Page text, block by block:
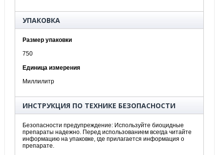
УПАКОВКА
Размер упаковки
750
Единица измерения
Миллилитр
ИНСТРУКЦИЯ ПО ТЕХНИКЕ БЕЗОПАСНОСТИ
Безопасности предупреждение: Используйте биоцидные
препараты надежно. Перед использованием всегда читайте
информацию на упаковке, где прилагается информация о
препарате.